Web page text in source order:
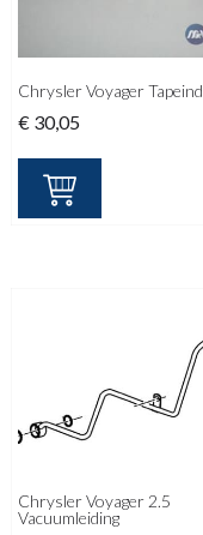
Chrysler Voyager Tapeind
€ 30,05
Chrysler Voyager 2.5
Vacuumleiding